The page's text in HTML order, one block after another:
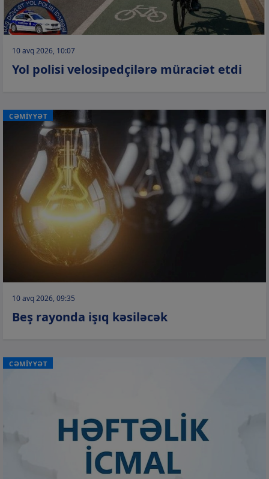
10 avq 2026, 10:07
Yol polisi velosipedçilərə müraciət etdi
CƏMİYYƏT
10 avq 2026, 09:35
Beş rayonda işıq kəsiləcək
CƏMİYYƏT